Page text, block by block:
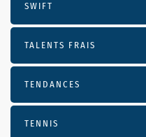
SWIFT
TALENTS FRAIS
TENDANCES
TENNIS